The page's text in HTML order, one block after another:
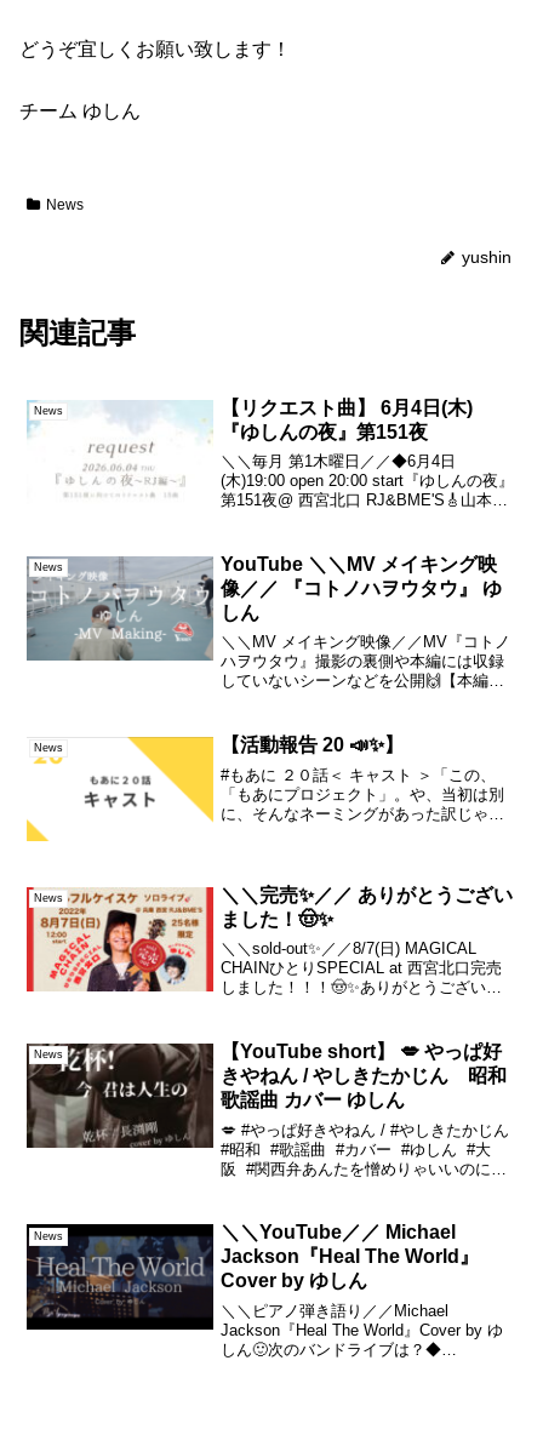
どうぞ宜しくお願い致します！
チーム ゆしん
News
yushin
関連記事
News
【リクエスト曲】 6月4日(木)
『ゆしんの夜』第151夜
＼＼毎月 第1木曜日／／◆6月4日
(木)19:00 open 20:00 start『ゆしんの夜』
第151夜@ 西宮北口 RJ&BME'S🎸山本ア
ト15曲は必ずやります...
News
YouTube ＼＼MV メイキング映
像／／ 『コトノハヲウタウ』 ゆ
しん
＼＼MV メイキング映像／／MV『コトノ
ハヲウタウ』撮影の裏側や本編には収録
していないシーンなどを公開🙌【本編
ーーゆしん(Yushin)🔗L...
News 【活動報告 20 📣✨】
#もあに ２０話＜ キャスト ＞「この、
「もあにプロジェクト」。や、当初は別
に、そんなネーミングがあった訳じゃな
「情熱」だけで成...
News
＼＼完売✨／／ ありがとうござい
ました！🤠✨
＼＼sold-out✨／／8/7(日) MAGICAL
CHAINひとりSPECIAL at 西宮北口完売
しました！！！🤠✨ありがとうございま
セルが全く出ない可能性もご...
News
【YouTube short】 💋 やっぱ好
きやねん / やしきたかじん 昭和
歌謡曲 カバー ゆしん
💋 #やっぱ好きやねん / #やしきたかじん
#昭和 #歌謡曲 #カバー #ゆしん #大
阪 #関西弁あんたを憎めりゃいいのにね
っぱ好きやねん やっぱ好きや...
News
＼＼YouTube／／ Michael
Jackson『Heal The World』
Cover by ゆしん
＼＼ピアノ弾き語り／／Michael
Jackson『Heal The World』Cover by ゆ
しん🙂次のバンドライブは？◆